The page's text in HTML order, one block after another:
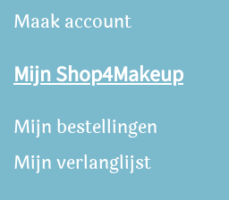
Maak account
Mijn Shop4Makeup
Mijn bestellingen
Mijn verlanglijst